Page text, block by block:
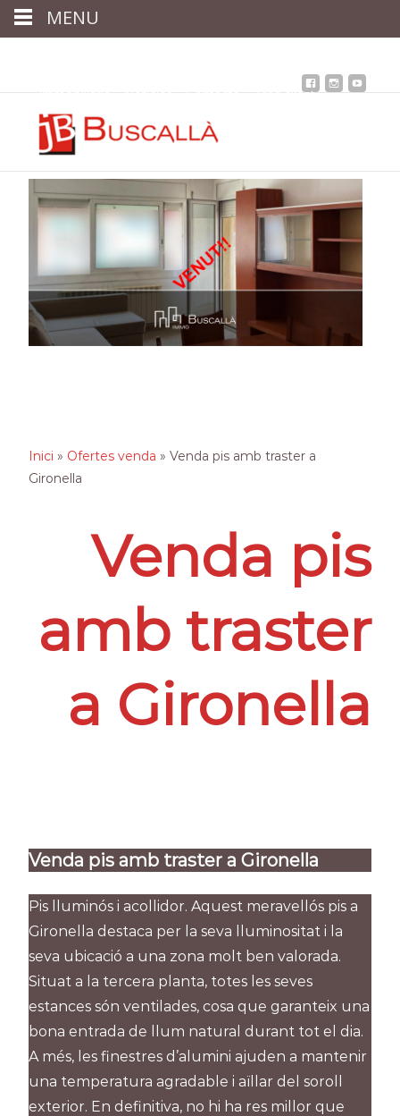
Immobiliària Notícies Contacta Àrea client
Inici » Ofertes venda » Venda pis amb traster a
Gironella
Venda pis
amb traster
a Gironella
Venda pis amb traster a Gironella
Pis lluminós i acollidor. Aquest meravellós pis a
Gironella destaca per la seva lluminositat i la
seva ubicació a una zona molt ben valorada.
Situat a la tercera planta, totes les seves
estances són ventilades, cosa que garanteix una
bona entrada de llum natural durant tot el dia.
A més, les finestres d’alumini ajuden a mantenir
una temperatura agradable i aïllar del soroll
exterior. En definitiva, no hi ha res millor que
MENU